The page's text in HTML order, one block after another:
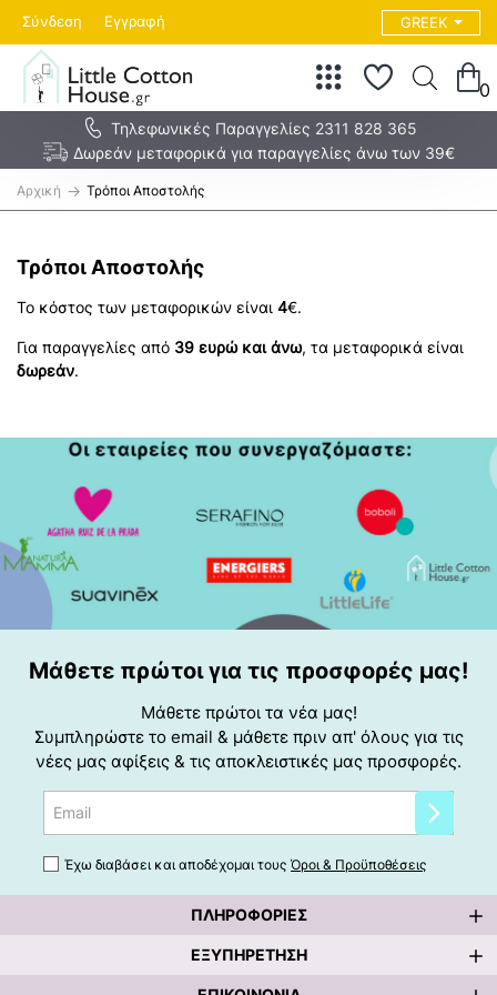
Σύνδεση Εγγραφή GREEK
0
Τηλεφωνικές Παραγγελίες 2311 828 365
Δωρεάν μεταφορικά για παραγγελίες άνω των 39€
o
Τρόποι Αποστολής
Τρόποι Αποστολής
Το κόστος των μεταφορικών είναι 4€.
Για παραγγελίες από 39 ευρώ και άνω, τα μεταφορικά είναι
δωρεάν.
Μάθετε πρώτοι για τις προσφορές μας!
Μάθετε πρώτοι τα νέα μας!
Συμπληρώστε το email & μάθετε πριν απ' όλους για τις
νέες μας αφίξεις & τις αποκλειστικές μας προσφορές.
Έχω διαβάσει και αποδέχομαι τους Όροι & Προϋποθέσεις
ΠΛΗΡΟΦΟΡΊΕΣ
ΕΞΥΠΗΡΈΤΗΣΗ